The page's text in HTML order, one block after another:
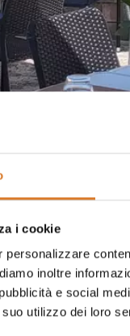
i cookie
personalizzare
inoltre
e social
utilizzo dei loro
7:30-22:30
Domenica